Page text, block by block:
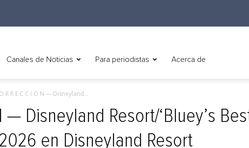
Canales de Noticias Para periodistas Acerca de
R R E C C I O N — Disneyland...
— Disneyland Resort/‘Bluey’s
en Disneyland Resort